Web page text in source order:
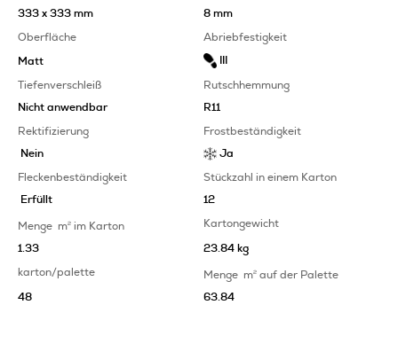
333 x 333 mm 8 mm
Oberfläche
Matt
Abriebfestigkeit
Tiefenverschleiß
Nicht anwendbar
Rutschhemmung
R11
Rektifizierung
Nein
Frostbeständigkeit
Ja
Fleckenbeständigkeit
Erfüllt
Stückzahl in einem Karton
12
Menge m2 im Karton
1.33
Kartongewicht
23.84 kg
karton/palette
48
Mengem2 auf der Palette
63.84